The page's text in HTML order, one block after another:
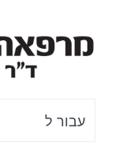
לתוכן
עבור ל